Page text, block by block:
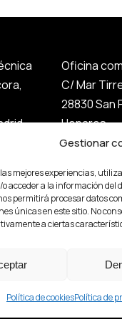
Gestionar
mejores experiencias,
acceder a la información del
permitirá procesar datos
únicas en este sitio. No
a ciertas
Política de cookiesPolítica de
Oficina
C/ Mar
28830 San
Henares.